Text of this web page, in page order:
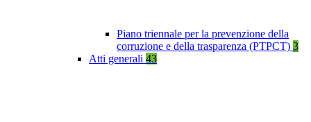
Piano triennale per la prevenzione della
corruzione e della trasparenza (PTPCT) 3
Atti generali 43